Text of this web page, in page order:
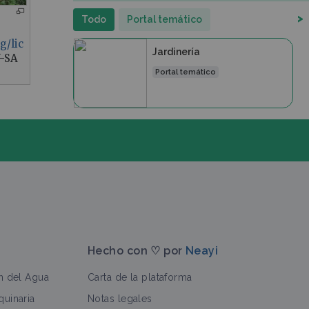
lic
SA
Todo Portal temático >
Jardinería
Portal temático
del Agua
Hecho con ♡ por Neayi
Carta de la plataforma
Notas legales